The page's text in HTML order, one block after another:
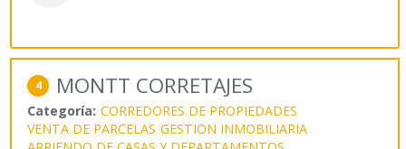
4 MONTT CORRETAJES
Categoría: CORREDORES DE PROPIEDADES
VENTA DE PARCELAS GESTION INMOBILIARIA